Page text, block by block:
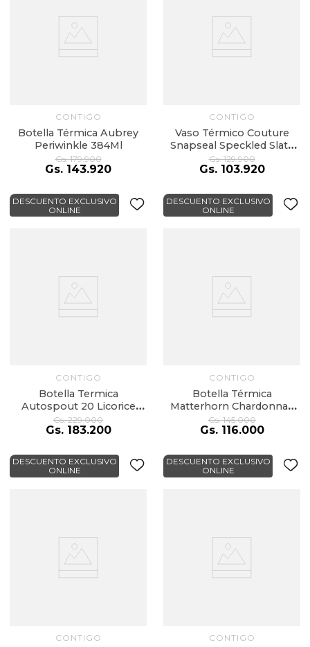
CONTIGO
Botella Térmica Aubrey
Periwinkle 384Ml
Gs. 179.900
Gs. 143.920
CONTIGO
Vaso Térmico Couture
Snapseal Speckled Slate
473Ml
Gs. 129.900
Gs. 103.920
DESCUENTO EXCLUSIVO
ONLINE
CONTIGO
Botella Termica
Autospout 20 Licorice
709Ml
Gs. 229.000
Gs. 183.200
DESCUENTO EXCLUSIVO
ONLINE
CONTIGO
Botella Térmica
Matterhorn Chardonnay
591Ml
Gs. 145.000
Gs. 116.000
DESCUENTO EXCLUSIVO
ONLINE
CONTIGO
DESCUENTO EXCLUSIVO
ONLINE
CONTIGO